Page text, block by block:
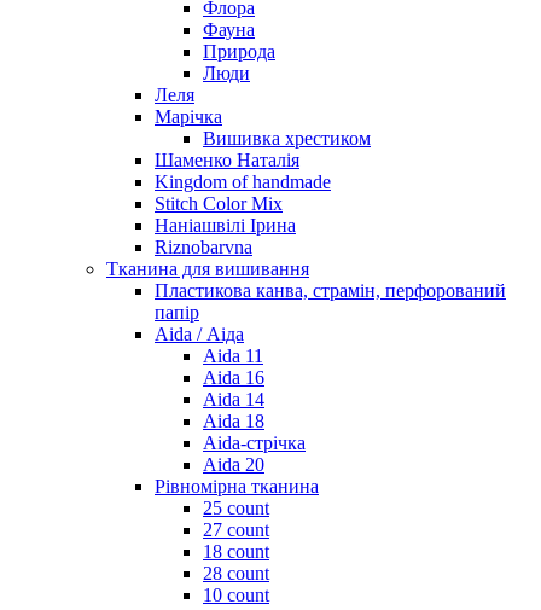
Флора
Фауна
Природа
Люди
Леля
Марічка
Вишивка хрестиком
Шаменко Наталія
Kingdom of handmade
Stitch Color Mix
Наніашвілі Ірина
Riznobarvna
Тканина для вишивання
Пластикова канва, страмін, перфорований
папір
Aida / Аіда
Aida 11
Aida 16
Aida 14
Aida 18
Aida-стрічка
Aida 20
Рівномірна тканина
25 count
27 count
18 count
28 count
10 count